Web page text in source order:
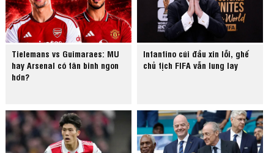
Tielemans vs Guimaraes: MU
hay Arsenal có tân binh ngon
hơn?
Infantino cúi đầu xin lỗi, ghế
chủ tịch FIFA vẫn lung lay